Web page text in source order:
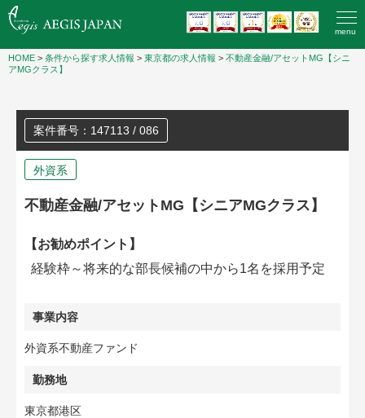
menu
HOME > 条件から探す求人情報 > 東京都の求人情報 > 不動産金融/アセットMG【シニ
アMGクラス】
案件番号：147113 / 086
外資系
不動産金融/アセットMG【シニアMGクラス】
【お勧めポイント】
経験枠～将来的な部長候補の中から1名を採用予定
事業内容
外資系不動産ファンド
勤務地
東京都港区